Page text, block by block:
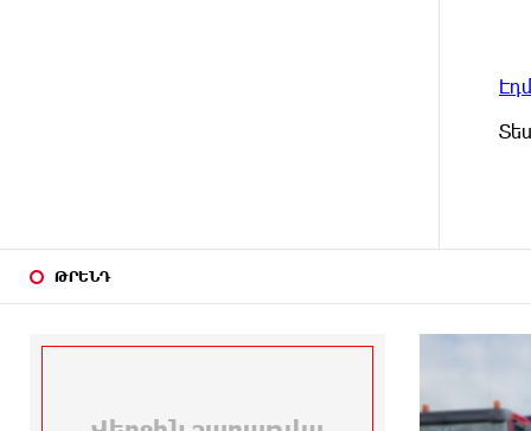
14 ԺԱՄ
ԱՌԱՋ
Ճապոնական Յակիշիմե
կերամիկայի ցուցահանդեսը
երկարաձգվել է մինչև օգոստոսի
շրջանակներում
ԹՐԵՆԴ